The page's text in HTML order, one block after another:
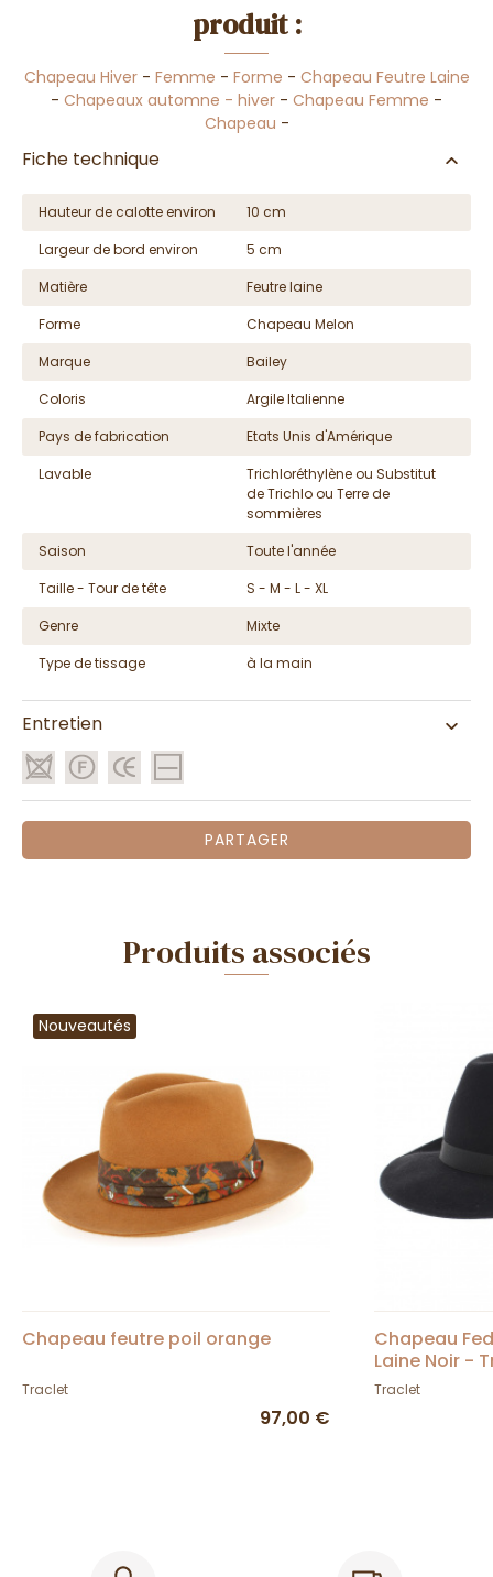
produit :
Chapeau Hiver- Femme - Forme - Chapeau Feutre Laine
- Chapeaux automne - hiver - Chapeau Femme -
Chapeau -
Fiche technique
Hauteur de calotte environ
10 cm
Largeur de bord environ
5 cm
Matière
Feutre laine
Forme
Chapeau Melon
Marque
Bailey
Coloris
Argile Italienne
Pays de fabrication
Etats Unis d'Amérique
Lavable
Trichloréthylène ou Substitut
de Trichlo ou Terre de
sommières
Saison
Toute l'année
Taille - Tour de tête
S - M - L - XL
Genre
Mixte
Type de tissage
à la main
Entretien
PARTAGER
Produits associés
Nouveautés
Chapeau feutre poil orange
Traclet
97,00 €
Chapeau
Laine Noir -
Traclet